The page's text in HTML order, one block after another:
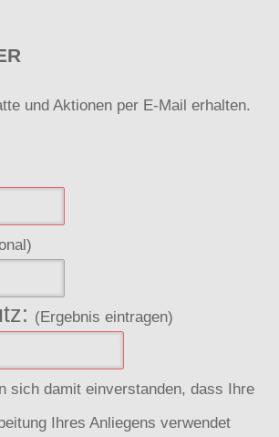
und Aktionen per E-Mail erhalten.
(Ergebnis eintragen)
sich damit einverstanden, dass Ihre
Ihres Anliegens verwendet